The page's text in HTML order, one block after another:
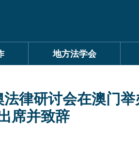
地方法学会
律研讨会在澳门举
席并致辞